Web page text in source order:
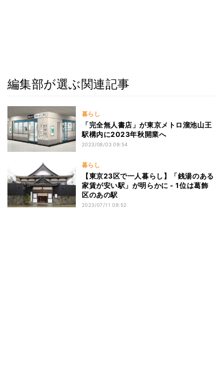
編集部が選ぶ関連記事
暮らし
「完全無人書店」が東京メトロ溜池山王
駅構内に2023年秋開業へ
2023/08/03 09:54
暮らし
【東京23区で一人暮らし】「銭湯のある
家賃が安い駅」が明らかに - 1位は葛飾
区のあの駅
2023/07/11 09:52